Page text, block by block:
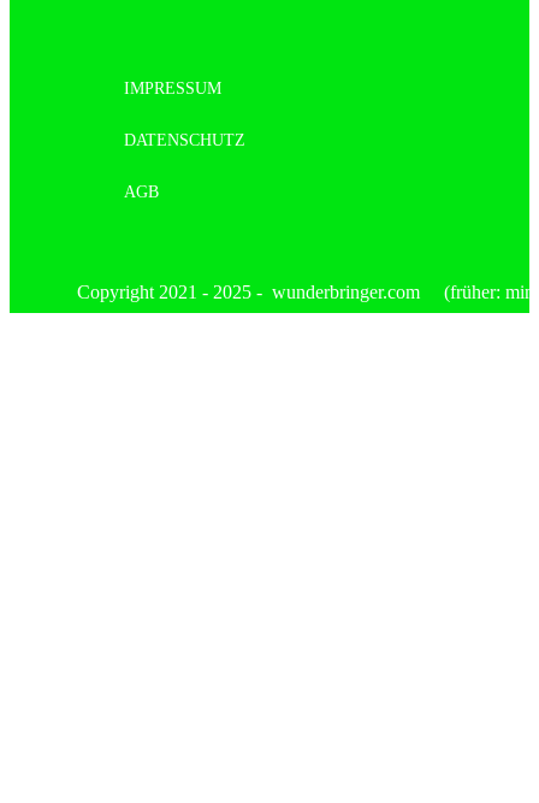
IMPRESSUM
DATENSCHUTZ
AGB
Copyright 2021 - 2025 - wunderbringer.com (früher: